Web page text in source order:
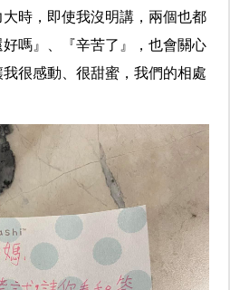
時，即使我沒明講，兩個也都
嗎』、『辛苦了』，也會關心
很感動、很甜蜜，我們的相處